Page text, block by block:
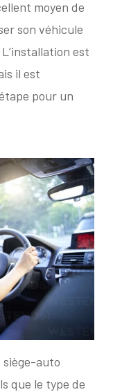
moyen de
son véhicule
est
il est
pour un
siège-auto
que le type de